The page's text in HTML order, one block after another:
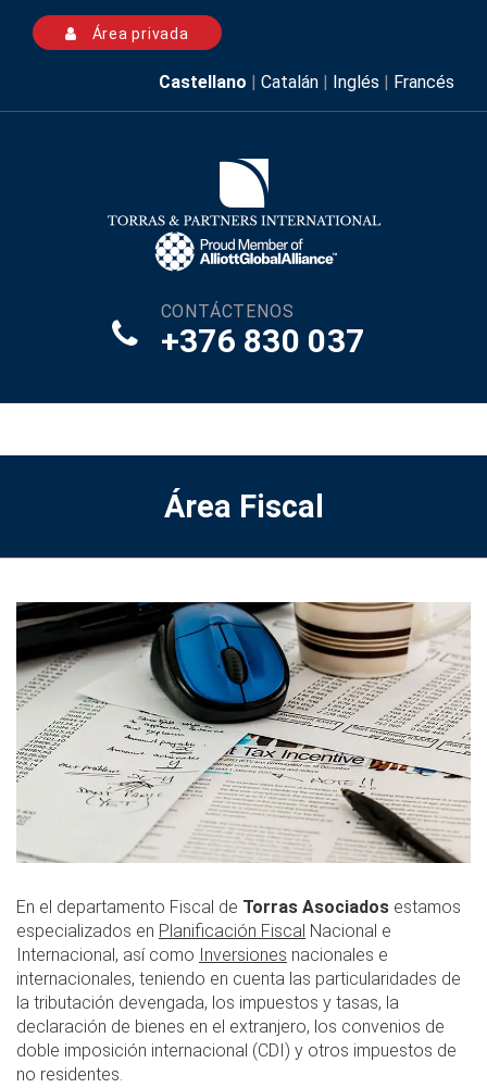
Área privada
Castellano | Catalán | Inglés | Francés
CONTÁCTENOS
+376 830 037
Área Fiscal
En el departamento Fiscal de Torras Asociados estamos
especializados en Planificación Fiscal Nacional e
Internacional, así como Inversiones nacionales e
internacionales, teniendo en cuenta las particularidades de
la tributación devengada, los impuestos y tasas, la
declaración de bienes en el extranjero, los convenios de
doble imposición internacional (CDI) y otros impuestos de
no residentes.